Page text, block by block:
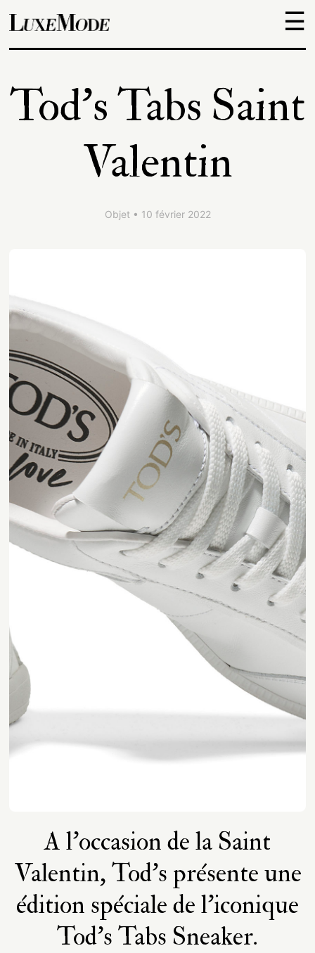
☰
Objets
Escapades
Découvertes
Adresses
propos
Contact
Tod’s Tabs Saint
Valentin
Objet • 10 février 2022
A l’occasion de la Saint
Valentin, Tod's présente une
édition spéciale de l'iconique
Tod's Tabs Sneaker.